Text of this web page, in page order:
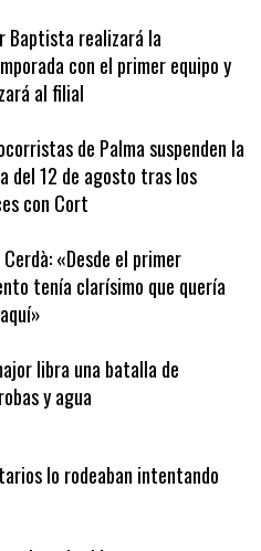
Baptista realizará la
con el primer equipo y
al filial
de Palma suspenden la
del 12 de agosto tras los
con Cort
Cerdà: «Desde el primer
tenía clarísimo que quería
libra una batalla de
lo rodeaban intentando